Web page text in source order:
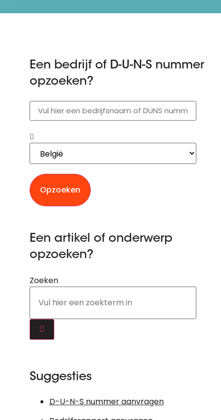
Een bedrijf of D-U-N-S nummer
opzoeken?
Opzoeken
Een artikel of onderwerp
opzoeken?
Zoeken
Suggesties
D-U-N-S nummer aanvragen